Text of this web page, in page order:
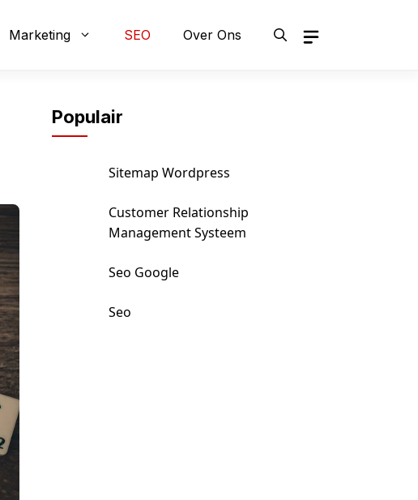
Marketing SEO Over Ons
Populair
Sitemap Wordpress
Customer Relationship
Management Systeem
Seo Google
Seo